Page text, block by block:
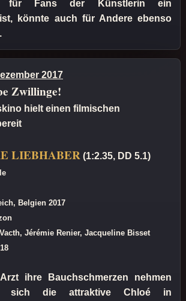
für Fans der Künstlerin ein
könnte auch für Andere ebenso
2017
Zwillinge!
hielt einen filmischen
LIEBHABER (1:2.35, DD 5.1)
Belgien 2017
Jérémie Renier, Jacqueline Bisset
ihre Bauchschmerzen nehmen
sich die attraktive Chloé in